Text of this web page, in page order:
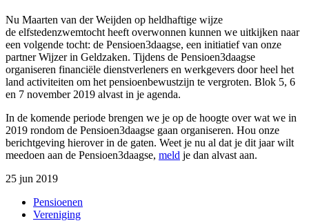
Nu Maarten van der Weijden op heldhaftige wijze
de elfstedenzwemtocht heeft overwonnen kunnen we uitkijken naar
een volgende tocht: de Pensioen3daagse, een initiatief van onze
partner Wijzer in Geldzaken. Tijdens de Pensioen3daagse
organiseren financiële dienstverleners en werkgevers door heel het
land activiteiten om het pensioenbewustzijn te vergroten. Blok 5, 6
en 7 november 2019 alvast in je agenda.
In de komende periode brengen we je op de hoogte over wat we in
2019 rondom de Pensioen3daagse gaan organiseren. Hou onze
berichtgeving hierover in de gaten. Weet je nu al dat je dit jaar wilt
meedoen aan de Pensioen3daagse, meld je dan alvast aan.
25 jun 2019
Pensioenen
Vereniging